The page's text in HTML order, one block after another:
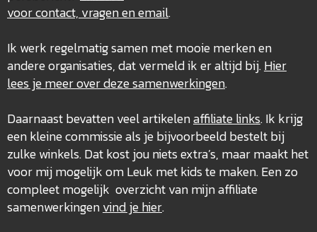
voor contact, vragen en email.
Ik werk regelmatig samen met mooie merken en
andere organisaties, dat vermeld ik er altijd bij.Hier
lees je meer over dezesamenwerkingen.
Daarnaast bevatten veel artikelenaffiliate links. Ik krijg
een kleine commissie als je bijvoorbeeld bestelt bij
zulke winkels. Dat kost jou niets extra’s, maar maakt het
voor mij mogelijk om Leuk met kids te maken. Een zo
compleet mogelijk overzicht van mijn affiliate
samenwerkingenvind je hier.